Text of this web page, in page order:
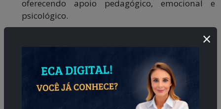
oferecendo apoio pedagógico, emocional e
psicológico.
Capacitar professores e gestorespara identificar
e intervir corretamente em situações de bullying
Avaliar e ajustar as estratégias periodicamente,
garantindo eficácia frente aos novos desafios
digitais e sociais.
×